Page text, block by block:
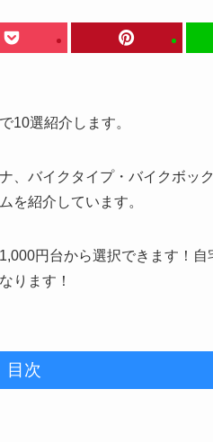
10選紹介します。
、バイクタイプ・バイクボッ
を紹介しています。
円台から選択できます！
ります！
目次